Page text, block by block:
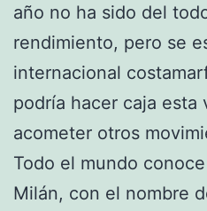
año no ha sido del
rendimiento, pero se
internacional
podría hacer caja esta
acometer otros
Todo el mundo
Milán, con el nombre